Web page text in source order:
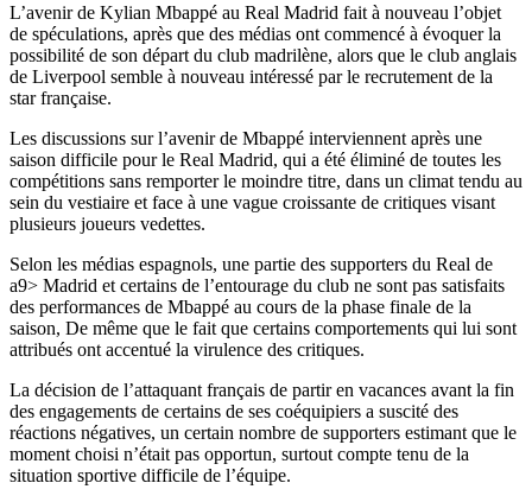
L’avenir de Kylian Mbappé au Real Madrid fait à nouveau l’objet
de spéculations, après que des médias ont commencé à évoquer la
possibilité de son départ du club madrilène, alors que le club anglais
de Liverpool semble à nouveau intéressé par le recrutement de la
star française.
Les discussions sur l’avenir de Mbappé interviennent après une
saison difficile pour le Real Madrid, qui a été éliminé de toutes les
compétitions sans remporter le moindre titre, dans un climat tendu au
sein du vestiaire et face à une vague croissante de critiques visant
plusieurs joueurs vedettes.
Selon les médias espagnols, une partie des supporters du Real de
a9> Madrid et certains de l’entourage du club ne sont pas satisfaits
des performances de Mbappé au cours de la phase finale de la
saison, De même que le fait que certains comportements qui lui sont
attribués ont accentué la virulence des critiques.
La décision de l’attaquant français de partir en vacances avant la fin
des engagements de certains de ses coéquipiers a suscité des
réactions négatives, un certain nombre de supporters estimant que le
moment choisi n’était pas opportun, surtout compte tenu de la
situation sportive difficile de l’équipe.